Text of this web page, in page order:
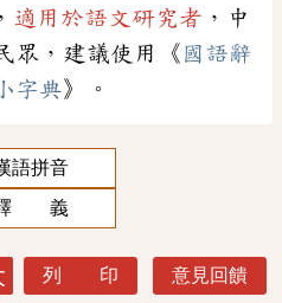
適用於語文研究者 ，中
眾，建議使用《 國語辭
字典》。
語拼音
義
列 印 意見回饋